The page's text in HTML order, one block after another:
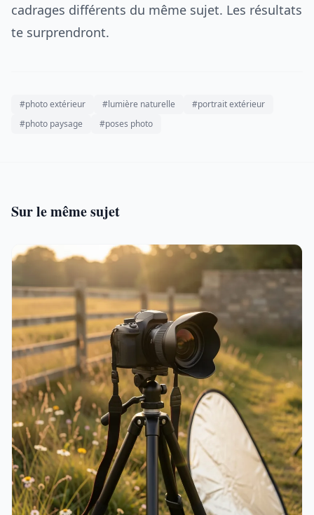
cadrages différents du même sujet. Les résultats
te surprendront.
#photo extérieur #lumière naturelle
#portrait extérieur
#photo paysage
#poses photo
Sur le même sujet